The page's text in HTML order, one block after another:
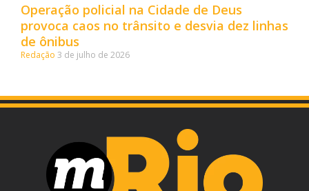
Operação policial na Cidade de Deus
provoca caos no trânsito e desvia dez linhas
de ônibus
Redação 3 de julho de 2026